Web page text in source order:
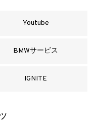
Youtube
BMWサービス
IGNITE